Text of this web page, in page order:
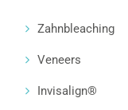
Zahnbleaching
Veneers
Invisalign®